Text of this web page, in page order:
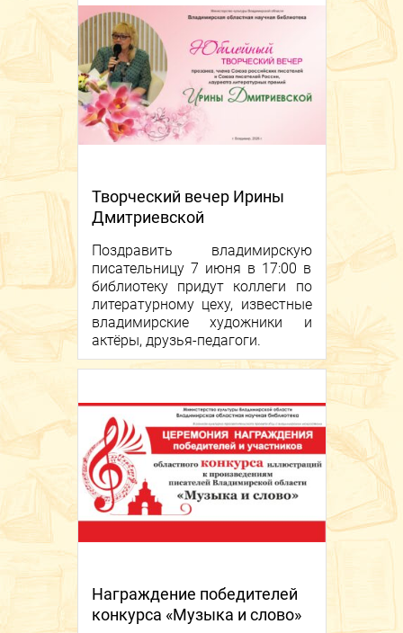
Творческий вечер Ирины
Дмитриевской
Поздравить владимирскую
писательницу 7 июня в 17:00 в
библиотеку придут коллеги по
литературному цеху, известные
владимирские художники и
актёры, друзья-педагоги.
Награждение победителей
конкурса «Музыка и слово»